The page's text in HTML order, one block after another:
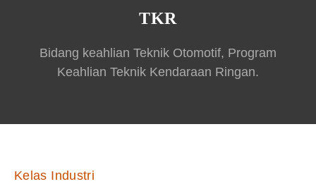
TKR
Bidang keahlian Teknik Otomotif, Program
Keahlian Teknik Kendaraan Ringan.
Kelas Industri